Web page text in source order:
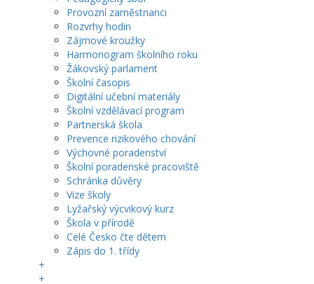
Provozní zaměstnanci
Rozvrhy hodin
Zájmové kroužky
Harmonogram školního roku
Žákovský parlament
Školní časopis
Digitální učební materiály
Školní vzdělávací program
Partnerská škola
Prevence rizikového chování
Výchovné poradenství
Školní poradenské pracoviště
Schránka důvěry
Vize školy
Lyžařský výcvikový kurz
Škola v přírodě
Celé Česko čte dětem
Zápis do 1. třídy
+
+